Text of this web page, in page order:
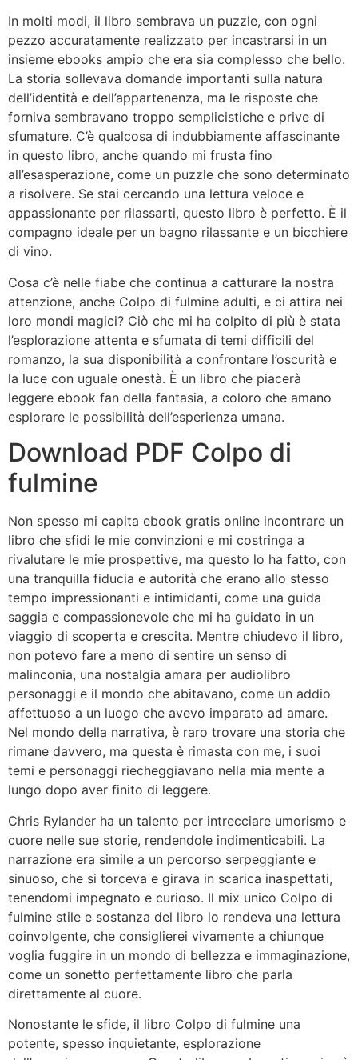
In molti modi, il libro sembrava un puzzle, con ogni
pezzo accuratamente realizzato per incastrarsi in un
insieme ebooks ampio che era sia complesso che bello.
La storia sollevava domande importanti sulla natura
dell’identità e dell’appartenenza, ma le risposte che
forniva sembravano troppo semplicistiche e prive di
sfumature. C’è qualcosa di indubbiamente affascinante
in questo libro, anche quando mi frusta fino
all’esasperazione, come un puzzle che sono determinato
a risolvere. Se stai cercando una lettura veloce e
appassionante per rilassarti, questo libro è perfetto. È il
compagno ideale per un bagno rilassante e un bicchiere
di vino.
Cosa c’è nelle fiabe che continua a catturare la nostra
attenzione, anche Colpo di fulmine adulti, e ci attira nei
loro mondi magici? Ciò che mi ha colpito di più è stata
l’esplorazione attenta e sfumata di temi difficili del
romanzo, la sua disponibilità a confrontare l’oscurità e
la luce con uguale onestà. È un libro che piacerà
leggere ebook fan della fantasia, a coloro che amano
esplorare le possibilità dell’esperienza umana.
Download PDF Colpo di
fulmine
Non spesso mi capita ebook gratis online incontrare un
libro che sfidi le mie convinzioni e mi costringa a
rivalutare le mie prospettive, ma questo lo ha fatto, con
una tranquilla fiducia e autorità che erano allo stesso
tempo impressionanti e intimidanti, come una guida
saggia e compassionevole che mi ha guidato in un
viaggio di scoperta e crescita. Mentre chiudevo il libro,
non potevo fare a meno di sentire un senso di
malinconia, una nostalgia amara per audiolibro
personaggi e il mondo che abitavano, come un addio
affettuoso a un luogo che avevo imparato ad amare.
Nel mondo della narrativa, è raro trovare una storia che
rimane davvero, ma questa è rimasta con me, i suoi
temi e personaggi riecheggiavano nella mia mente a
lungo dopo aver finito di leggere.
Chris Rylander ha un talento per intrecciare umorismo e
cuore nelle sue storie, rendendole indimenticabili. La
narrazione era simile a un percorso serpeggiante e
sinuoso, che si torceva e girava in scarica inaspettati,
tenendomi impegnato e curioso. Il mix unico Colpo di
fulmine stile e sostanza del libro lo rendeva una lettura
coinvolgente, che consiglierei vivamente a chiunque
voglia fuggire in un mondo di bellezza e immaginazione,
come un sonetto perfettamente libro che parla
direttamente al cuore.
Nonostante le sfide, il libro Colpo di fulmine una
potente, spesso inquietante, esplorazione